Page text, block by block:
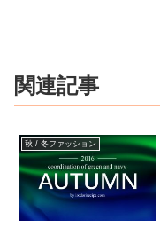
関連記事
秋 / 冬ファッション